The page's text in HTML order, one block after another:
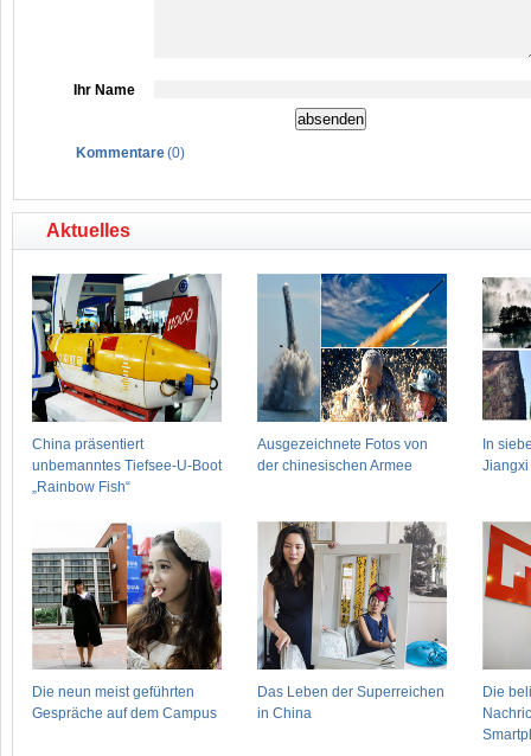
Ihr Name
Kommentare(0)